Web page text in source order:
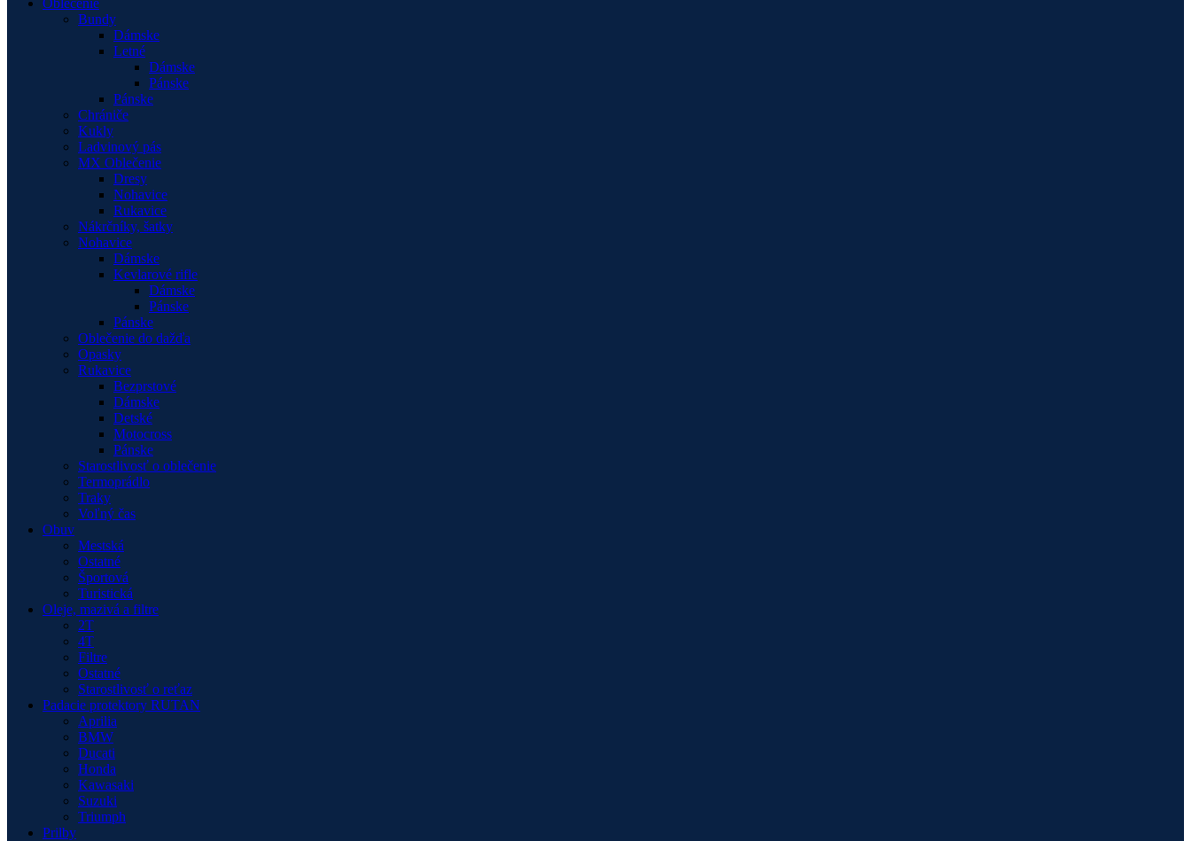
Oblečenie
Bundy
Dámske
Letné
Dámske
Pánske
Pánske
Chrániče
Kukly
Ladvinový pás
MX Oblečenie
Dresy
Nohavice
Rukavice
Nákrčníky, šatky
Nohavice
Dámske
Kevlarové rifle
Dámske
Pánske
Pánske
Oblečenie do dažďa
Opasky
Rukavice
Bezprstové
Dámske
Detské
Motocross
Pánske
Starostlivosť o oblečenie
Termoprádlo
Traky
Voľný čas
Obuv
Mestská
Ostatné
Športová
Turistická
Oleje, mazivá a filtre
2T
4T
Filtre
Ostatné
Starostlivosť o reťaz
Padacie protektory RUTAN
Aprilia
BMW
Ducati
Honda
Kawasaki
Suzuki
Triumph
Prilby